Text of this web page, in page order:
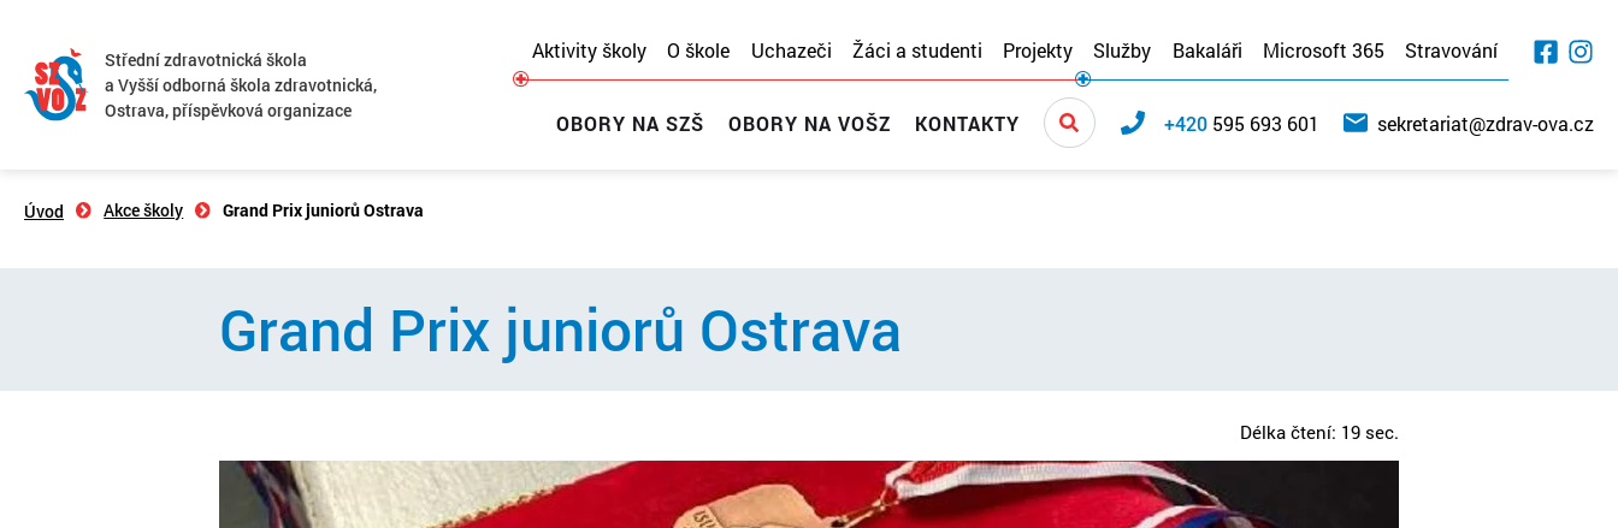
Střední zdravotnická škola
a Vyšší odborná škola zdravotnická,
Ostrava, příspěvková organizace
Aktivity školy O škole Uchazeči Žáci a studenti Projekty Služby Bakaláři Microsoft 365 Stravování
OBORY NA SZŠ OBORY NA VOŠZ KONTAKTY +420 595 693 601 sekretariat@zdrav-ova.cz
Úvod Akce školy Grand Prix juniorů Ostrava
Grand Prix juniorů Ostrava
Délka čtení: 19 sec.